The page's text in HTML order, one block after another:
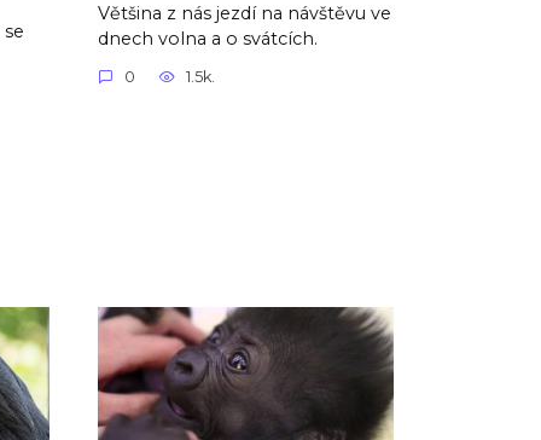
Většina z nás jezdí na návštěvu ve
dnech volna a o svátcích.
0 1.5k.